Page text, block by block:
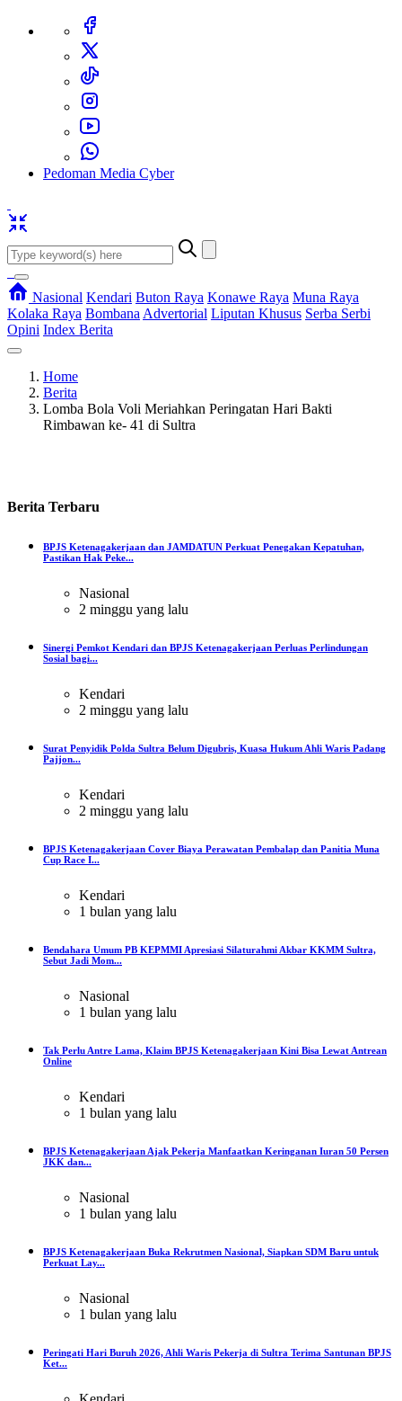
Pedoman Media Cyber
Nasional Kendari Buton Raya Konawe Raya Muna Raya
Kolaka Raya Bombana Advertorial Liputan Khusus Serba Serbi
Opini Index Berita
Home
Berita
Lomba Bola Voli Meriahkan Peringatan Hari Bakti
Rimbawan ke- 41 di Sultra
Berita Terbaru
BPJS Ketenagakerjaan dan JAMDATUN Perkuat Penegakan Kepatuhan,
Pastikan Hak Peke...
Nasional
2 minggu yang lalu
Sinergi Pemkot Kendari dan BPJS Ketenagakerjaan Perluas Perlindungan
Sosial bagi...
Kendari
2 minggu yang lalu
Surat Penyidik Polda Sultra Belum Digubris, Kuasa Hukum Ahli Waris Padang
Pajjon...
Kendari
2 minggu yang lalu
BPJS Ketenagakerjaan Cover Biaya Perawatan Pembalap dan Panitia Muna
Cup Race I...
Kendari
1 bulan yang lalu
Bendahara Umum PB KEPMMI Apresiasi Silaturahmi Akbar KKMM Sultra,
Sebut Jadi Mom...
Nasional
1 bulan yang lalu
Tak Perlu Antre Lama, Klaim BPJS Ketenagakerjaan Kini Bisa Lewat Antrean
Online
Kendari
1 bulan yang lalu
BPJS Ketenagakerjaan Ajak Pekerja Manfaatkan Keringanan Iuran 50 Persen
JKK dan...
Nasional
1 bulan yang lalu
BPJS Ketenagakerjaan Buka Rekrutmen Nasional, Siapkan SDM Baru untuk
Perkuat Lay...
Nasional
1 bulan yang lalu
Peringati Hari Buruh 2026, Ahli Waris Pekerja di Sultra Terima Santunan BPJS
Ket...